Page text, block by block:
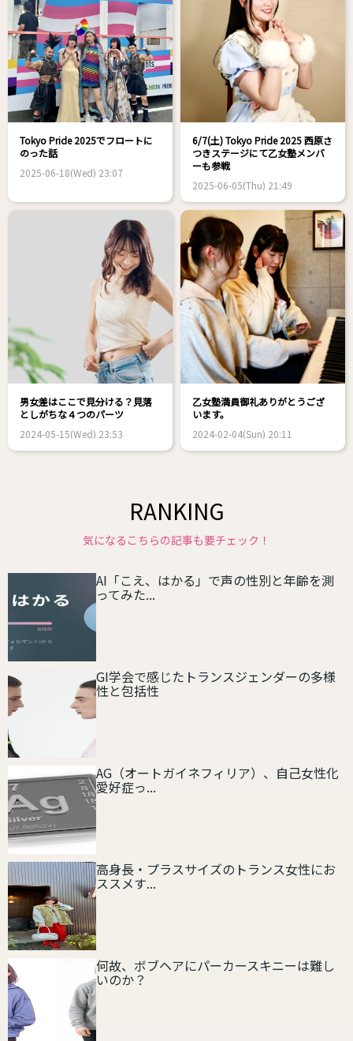
Tokyo Pride 2025でフロートに
のった話
2025-06-18(Wed) 23:07
6/7(土) Tokyo Pride 2025 西原さ
つきステージにて乙女塾メンバ
ーも参戦
2025-06-05(Thu) 21:49
男女差はここで見分ける？見落
としがちな４つのパーツ
2024-05-15(Wed) 23:53
乙女塾満員御礼ありがとうござ
います。
2024-02-04(Sun) 20:11
RANKING
気になるこちらの記事も要チェック！
AI「こえ、はかる」で声の性別と年齢を測
ってみた...
GI学会で感じたトランスジェンダーの多様
性と包括性
AG（オートガイネフィリア）、自己女性化
愛好症っ...
高身長・プラスサイズのトランス女性にお
ススメす...
何故、ボブヘアにパーカースキニーは難し
いのか？